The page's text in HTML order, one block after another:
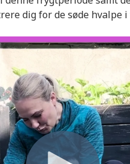
dig for de søde hvalpe i